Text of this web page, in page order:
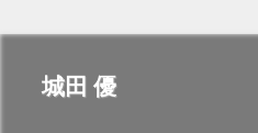
城田 優